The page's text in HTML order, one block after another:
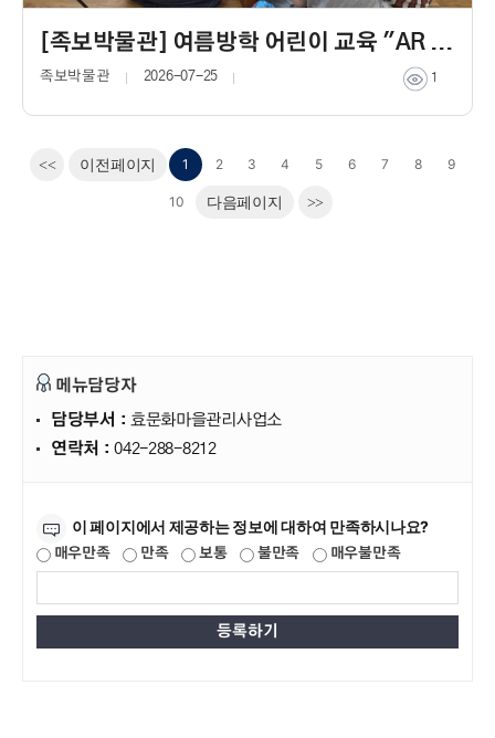
[족보박물관] 여름방학 어린이 교육 "AR 깜까미와 연결되는 세상"
족보박물관 1
2026-07-25
<< 이전페이지 1 2 3 4 5 6 7 8 9
10 다음페이지 >>
메뉴담당자
담당부서 : 효문화마을관리사업소
연락처 :042-288-8212
이 페이지에서 제공하는 정보에 대하여 만족하시나요?
매우만족 만족 보통 불만족 매우불만족